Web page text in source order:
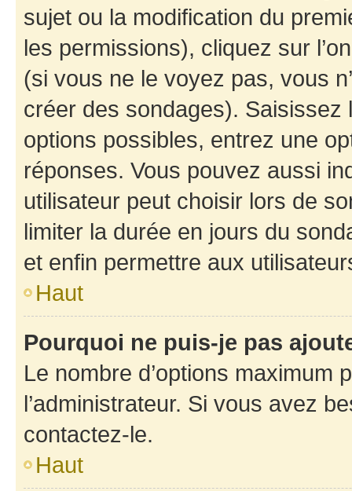
sujet ou la modification du
les permissions), cliquez sur
(si vous ne le voyez pas, vous
créer des sondages).
options possibles, entrez une
réponses. Vous pouvez aussi
utilisateur peut choisir lors de
limiter la durée en jours du
et enfin permettre aux
Haut
Pourquoi ne puis-je pas
Le nombre d’options maximum
l’administrateur. Si vous avez
contactez-le.
Haut